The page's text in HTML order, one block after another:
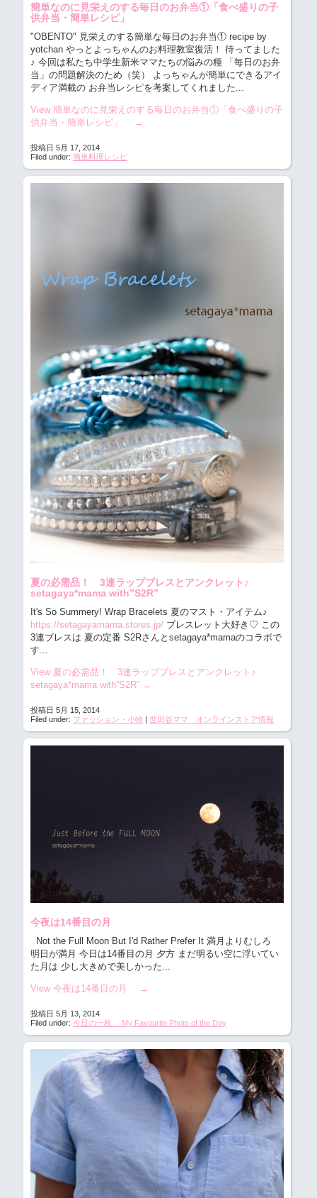
簡単なのに見栄えのする毎日のお弁当①「食べ盛りの子
供弁当・簡単レシピ」
"OBENTO" 見栄えのする簡単な毎日のお弁当① recipe by
yotchan やっとよっちゃんのお料理教室復活！ 待ってました
♪ 今回は私たち中学生新米ママたちの悩みの種 「毎日のお弁
当」の問題解決のため（笑） よっちゃんが簡単にできるアイ
ディア満載の お弁当レシピを考案してくれました...
View 簡単なのに見栄えのする毎日のお弁当①「食べ盛りの子
供弁当・簡単レシピ」
→
投稿日 5月 17, 2014
Filed under: 簡単料理レシピ
夏の必需品！ 3連ラップブレスとアンクレット♪
setagaya*mama with”S2R”
It's So Summery! Wrap Bracelets 夏のマスト・アイテム♪
https://setagayamama.stores.jp/ ブレスレット大好き♡ この
3連ブレスは 夏の定番 S2Rさんとsetagaya*mamaのコラボで
す...
View 夏の必需品！ 3連ラップブレスとアンクレット♪
setagaya*mama with”S2R” →
投稿日 5月 15, 2014
Filed under: ファッション・小物 世田谷ママ オンラインストア情報
今夜は14番目の月
Not the Full Moon But I'd Rather Prefer It 満月よりむしろ
明日が満月 今日は14番目の月 夕方 まだ明るい空に浮いてい
た月は 少し大きめで美しかった...
View 今夜は14番目の月 →
投稿日 5月 13, 2014
Filed under: 今日の一枚 My Favourite Photo of the Day